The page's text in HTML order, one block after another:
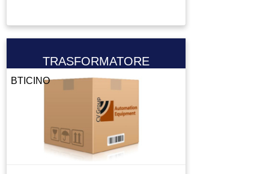
TAVOLA GIREVOLE
TAVOLA ROTANTE
TELECOMANDO
TERMOSTATO
TRAINAFILO
TRASFORMATORE
BTICINO